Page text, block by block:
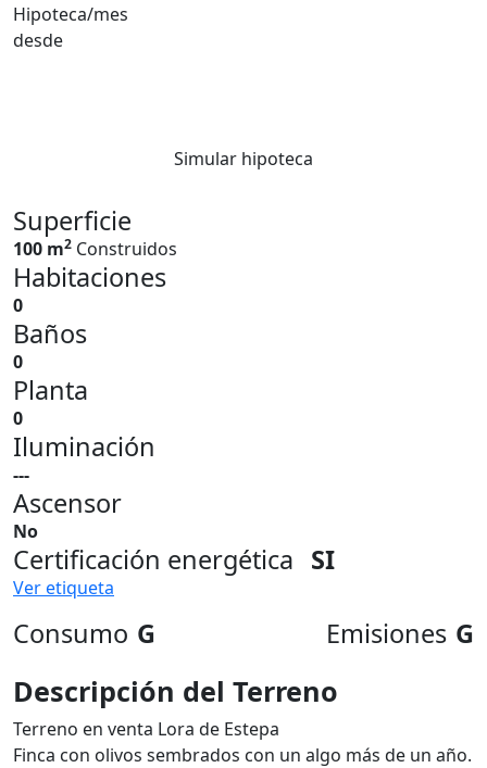
Hipoteca/mes
desde
Simular hipoteca
Superficie
100 m2 Construidos
Habitaciones
0
Baños
0
Planta
0
Iluminación
---
Ascensor
No
Certificación energética SI
Ver etiqueta
Consumo G Emisiones G
Descripción del Terreno
Terreno en venta Lora de Estepa
Finca con olivos sembrados con un algo más de un año.